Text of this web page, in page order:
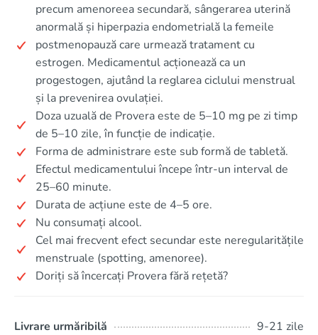
precum amenoreea secundară, sângerarea uterină
anormală și hiperpazia endometrială la femeile
postmenopauză care urmează tratament cu
estrogen. Medicamentul acționează ca un
progestogen, ajutând la reglarea ciclului menstrual
și la prevenirea ovulației.
Doza uzuală de Provera este de 5–10 mg pe zi timp
de 5–10 zile, în funcție de indicație.
Forma de administrare este sub formă de tabletă.
Efectul medicamentului începe într-un interval de
25–60 minute.
Durata de acțiune este de 4–5 ore.
Nu consumați alcool.
Cel mai frecvent efect secundar este neregularitățile
menstruale (spotting, amenoree).
Doriți să încercați Provera fără rețetă?
Livrare urmăribilă
9-21 zile